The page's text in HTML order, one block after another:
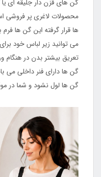
گن های قزن دار جلیقه ای یا
محصولات لاغری پر فروشی
ها قرار گرفته این گن ها
می توانید زیر لباس خود
تعریق بیشتر بدن در هنگام
گن ها دارای فنر داخلی می
گن ها لول نشود و شما در